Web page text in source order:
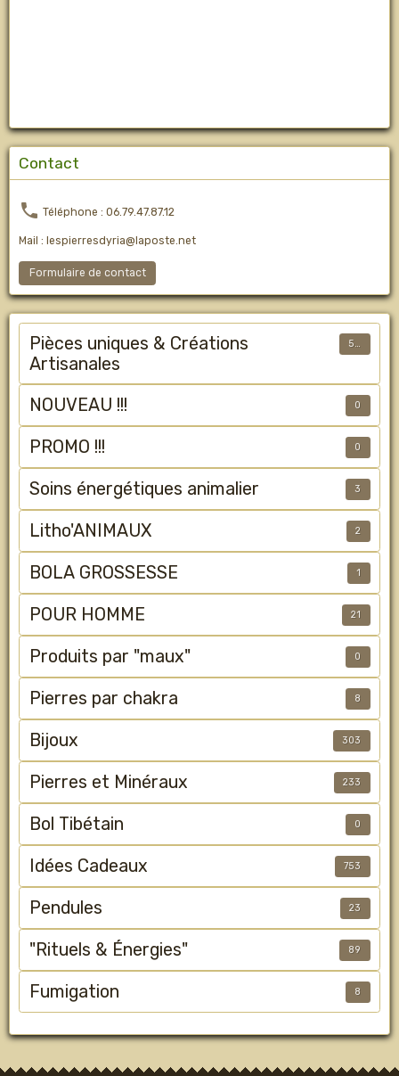
Contact
Téléphone : 06.79.47.87.12
Mail : lespierresdyria@laposte.net
Formulaire de contact
Pièces uniques & Créations
Artisanales
NOUVEAU !!! 0
PROMO !!! 0
Soins énergétiques animalier 3
Litho'ANIMAUX 2
BOLA GROSSESSE 1
POUR HOMME 21
Produits par "maux" 0
Pierres par chakra 8
Bijoux 303
Pierres et Minéraux 233
Bol Tibétain 0
Idées Cadeaux 753
Pendules 23
"Rituels & Énergies" 89
Fumigation 8